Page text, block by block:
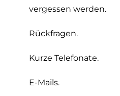
vergessen werden.
Rückfragen.
Kurze Telefonate.
E-Mails.